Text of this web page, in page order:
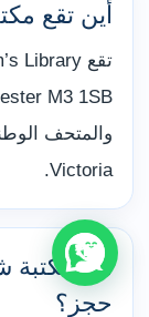
أين تقع
Victoria.
هل مكتبة
حجز؟